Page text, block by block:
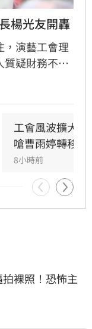
楊光友開轟
，演藝工會理
疑財務不透
友受訪回
，楊光友回憶
責，展現高度
經營協會以
反思年輕時的
藝圈內部矛盾
度重視。
工會風波擴大
嗆曹雨婷轉移焦
8小時前
裸照！恐怖主